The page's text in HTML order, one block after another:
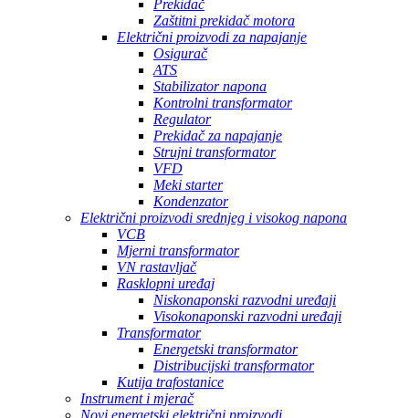
Prekidač
Zaštitni prekidač motora
Električni proizvodi za napajanje
Osigurač
ATS
Stabilizator napona
Kontrolni transformator
Regulator
Prekidač za napajanje
Strujni transformator
VFD
Meki starter
Kondenzator
Električni proizvodi srednjeg i visokog napona
VCB
Mjerni transformator
VN rastavljač
Rasklopni uređaj
Niskonaponski razvodni uređaji
Visokonaponski razvodni uređaji
Transformator
Energetski transformator
Distribucijski transformator
Kutija trafostanice
Instrument i mjerač
Novi energetski električni proizvodi